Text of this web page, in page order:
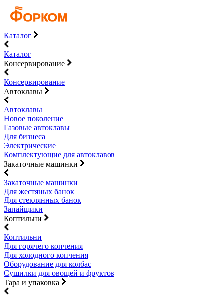
Каталог
Каталог
Консервирование
Консервирование
Автоклавы
Автоклавы
Новое поколение
Газовые автоклавы
Для бизнеса
Электрические
Комплектующие для автоклавов
Закаточные машинки
Закаточные машинки
Для жестяных банок
Для стеклянных банок
Запайщики
Коптильни
Коптильни
Для горячего копчения
Для холодного копчения
Оборудование для колбас
Сушилки для овощей и фруктов
Тара и упаковка